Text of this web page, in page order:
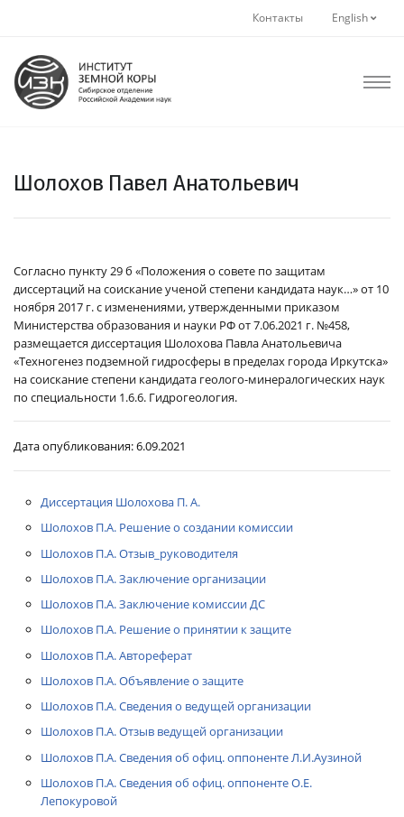
Контакты English
Шолохов Павел Анатольевич
Диссертация Шолохова П. А.
Шолохов П.А. Решение о создании комиссии
Шолохов П.А. Отзыв_руководителя
Шолохов П.А. Заключение организации
Шолохов П.А. Заключение комиссии ДС
Шолохов П.А. Решение о принятии к защите
Шолохов П.А. Автореферат
Шолохов П.А. Объявление о защите
Шолохов П.А. Сведения о ведущей организации
Шолохов П.А. Отзыв ведущей организации
Шолохов П.А. Сведения об офиц. оппоненте Л.И.Аузиной
Шолохов П.А. Сведения об офиц. оппоненте О.Е.
Лепокуровой
Согласно пункту 29 б «Положения о совете по защитам
диссертаций на соискание ученой степени кандидата наук…» от 10
ноября 2017 г. с изменениями, утвержденными приказом
Министерства образования и науки РФ от 7.06.2021 г. №458,
размещается диссертация Шолохова Павла Анатольевича
«Техногенез подземной гидросферы в пределах города Иркутска»
на соискание степени кандидата геолого-минералогических наук
по специальности 1.6.6. Гидрогеология.
Дата опубликования:6.09.2021